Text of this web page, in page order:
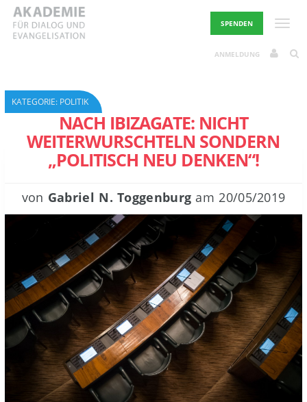
Skip
content
SPENDEN
ANMELDUNG
KATEGORIE: POLITIK
NACH IBIZAGATE: NICHT
WEITERWURSCHTELN SONDERN
„POLITISCH NEU DENKEN“!
von Gabriel N. Toggenburg am20/05/2019